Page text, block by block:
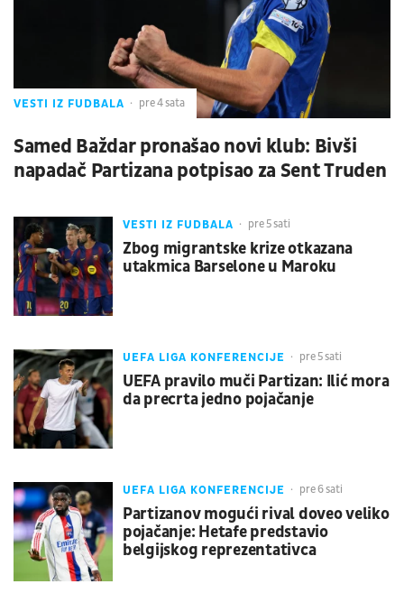
VESTI IZ FUDBALA pre 4 sata
Samed Baždar pronašao novi klub: Bivši
napadač Partizana potpisao za Sent Truden
VESTI IZ FUDBALA pre 5 sati
Zbog migrantske krize otkazana
utakmica Barselone u Maroku
UEFA LIGA KONFERENCIJE pre 5 sati
UEFA pravilo muči Partizan: Ilić mora
da precrta jedno pojačanje
UEFA LIGA KONFERENCIJE pre 6 sati
Partizanov mogući rival doveo veliko
pojačanje: Hetafe predstavio
belgijskog reprezentativca